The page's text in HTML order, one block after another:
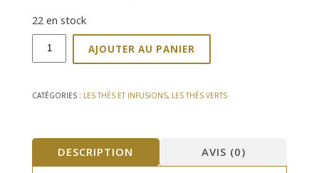
22 en stock
quantité
Jaune
sachets
AJOUTER AU PANIER
CATÉGORIES : LES THÉS ET INFUSIONS, LES THÉS VERTS
DESCRIPTION AVIS (0)